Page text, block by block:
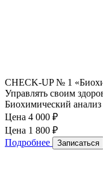
CHECK-UP № 1
Управлять своим
Биохимический анализ
Цена 4 000 ₽
Цена 1 800 ₽
Подробнее
Записаться